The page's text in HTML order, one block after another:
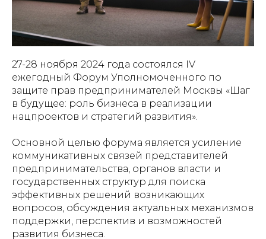
27-28 ноября 2024 года состоялся IV
ежегодный Форум Уполномоченного по
защите прав предпринимателей Москвы «Шаг
в будущее: роль бизнеса в реализации
нацпроектов и стратегий развития».
Основной целью форума является усиление
коммуникативных связей представителей
предпринимательства, органов власти и
государственных структур для поиска
эффективных решений возникающих
вопросов, обсуждения актуальных механизмов
поддержки, перспектив и возможностей
развития бизнеса.